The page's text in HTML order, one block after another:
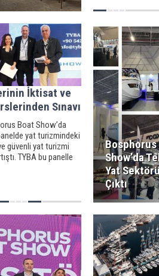
atmaya
İktisat ve
Sınavı
Boat Show’da
yat turizmindeki
güvenli yat turizmi
TYBA bu panelle
Bosphorus
Show’da
Yat Sektörü
Çıktı